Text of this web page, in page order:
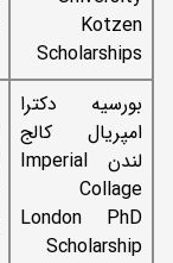
Kotzen
Scholarships
بورسیه دکترا
امپریال کالج
لندن Imperial
Collage
London PhD
Scholarship